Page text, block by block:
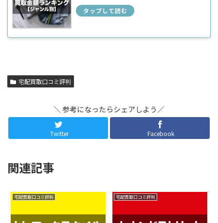
宅配買取口コミ評判
＼ 参考になったらシェアしよう／
Twitter Facebook
関連記事
宅配買取口コミ評判 宅配買取口コミ評判